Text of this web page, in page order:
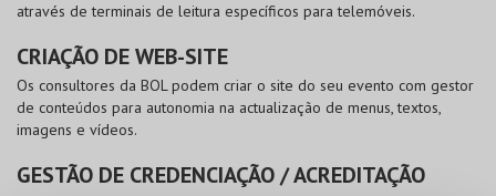
através de terminais de leitura específicos para telemóveis.
CRIAÇÃO DE WEB-SITE
Os consultores da BOL podem criar o site do seu evento com gestor
de conteúdos para autonomia na actualização de menus, textos,
imagens e vídeos.
GESTÃO DE CREDENCIAÇÃO / ACREDITAÇÃO